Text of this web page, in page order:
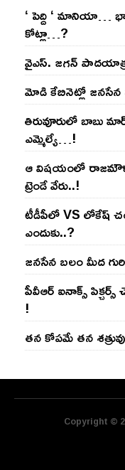
‘ పెద్ది ‘ మానియా…
కోట్లా…?
వైఎస్‌. జ‌గ‌న్
మోడి కేబినెట్లో జ‌నసేన
తిరువూరులో బాబు
ఎమ్మెల్యే…!
ఆ విష‌యంలో
ట్రెండే వేరు..!
టీడీపీలో VS లోకేష్
ఎందుకు..?
జ‌న‌సేన బ‌లం మీద
పీవీఆర్ ఐనాక్స్ పిక్చర్స్
!
తన కోపమే తన
Copyright ©